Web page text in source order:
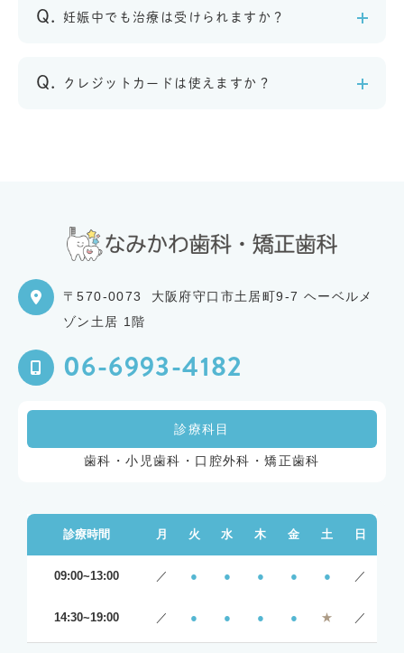
妊娠中でも治療は受けられますか？
クレジットカードは使えますか？
〒570-0073
大阪府守口市土居町9-7 ヘーベルメ
ゾン土居 1階
06-6993-4182
診療科目
歯科・小児歯科・口腔外科・矯正歯科
診療時間 月 火 水 木 金 土 日
09:00~13:00 ／ ● ● ● ● ● ／
14:30~19:00 ／ ● ● ● ● ★ ／